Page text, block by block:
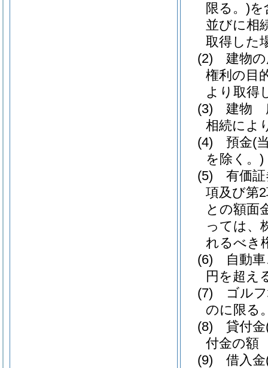
限る。)を
並びに相
取得した
(2)
建物
権利の目
より取得
(3)
建物
相続によ
(4)
預金(
を除く。)
(5)
有価
項及び第
との額面
っては、
れるべき
(6)
自動
円を超え
(7)
ゴル
のに限る
(8)
貸付金
付金の額
(9)
借入金